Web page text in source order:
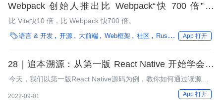
Webpack 创始人推出比 Webpack“快 700 倍”的
Turbopack，基于 Rust 编写
比 Vite快10 倍，比 Webpack 快700 倍。
语言 & 开发 开源 大前端 Web框架 社区 Rust 性能优化
App 打开
28｜追本溯源：从第一版 React Native 开始学会读
懂源码
今天，我们以第一版React Native源码为例，教你如何通过读源
2022-09-01 App 打开